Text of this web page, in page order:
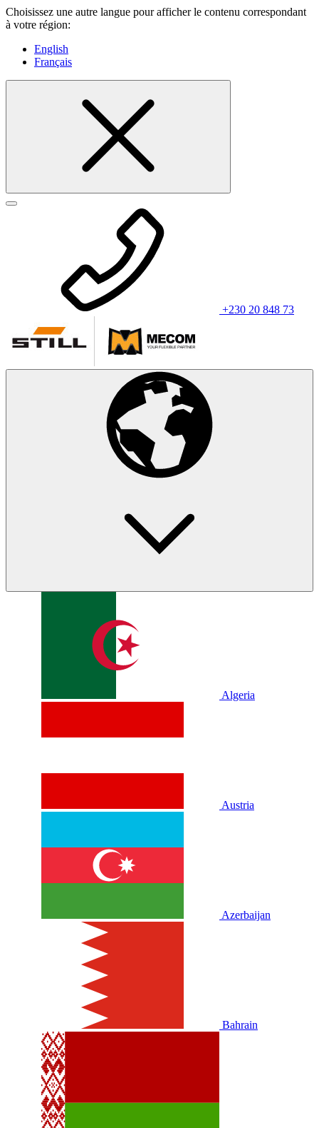
Choisissez une autre langue pour afficher le contenu correspondant
à votre région:
English
Français
+230 20 848 73
Algeria
Austria
Azerbaijan
Bahrain